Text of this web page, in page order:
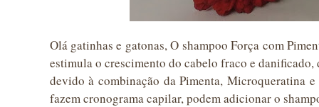
Olá gatinhas e gatonas, O shampoo Força com
estimula o crescimento do cabelo fraco e
devido à combinação da Pimenta, Microqueratina
fazem cronograma capilar, podem adicionar o